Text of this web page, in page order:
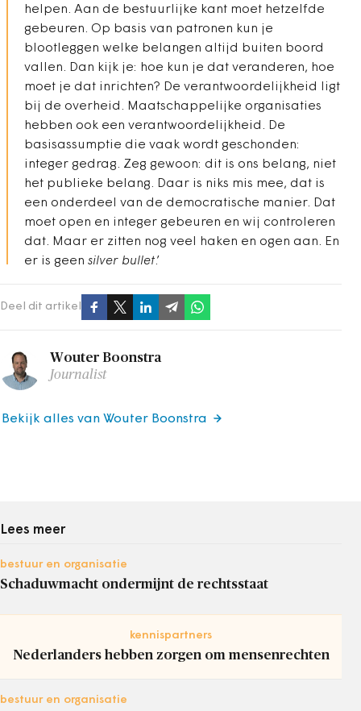
helpen. Aan de bestuurlijke kant moet hetzelfde
gebeuren. Op basis van patronen kun je
blootleggen welke belangen altijd buiten boord
vallen. Dan kijk je: hoe kun je dat veranderen, hoe
moet je dat inrichten? De verantwoordelijkheid ligt
bij de overheid. Maatschappelijke organisaties
hebben ook een verantwoordelijkheid. De
basisassumptie die vaak wordt geschonden:
integer gedrag. Zeg gewoon: dit is ons belang, niet
het publieke belang. Daar is niks mis mee, dat is
een onderdeel van de democratische manier. Dat
moet open en integer gebeuren en wij controleren
dat. Maar er zitten nog veel haken en ogen aan. En
er is geen silver bullet.’
Deel dit artikel
Wouter Boonstra
Journalist
Bekijk alles van Wouter Boonstra
Lees meer
bestuur en organisatie
Schaduwmacht ondermijnt de rechtsstaat
kennispartners
Nederlanders hebben zorgen om mensenrechten
bestuur en organisatie